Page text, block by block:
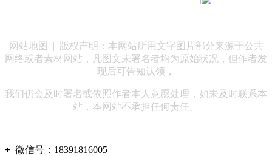
网站地图
| 版权声明：本网站所用文字图片部分来源于公共
网络或者素材网站，凡图文未署名者均为原始状况，但作者发
现后可告知认领，
我们仍会及时署名或依照作者本人意愿处理，如未及时联系本
站，本网站不承担任何责任。
+ 微信号： 18391816005